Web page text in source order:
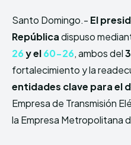
Santo Domingo.- El
Repúblicadispuso
26y el60-26, ambos del
fortalecimiento y la
entidades clave para el
Empresa de Transmisión
la Empresa Metropolitana